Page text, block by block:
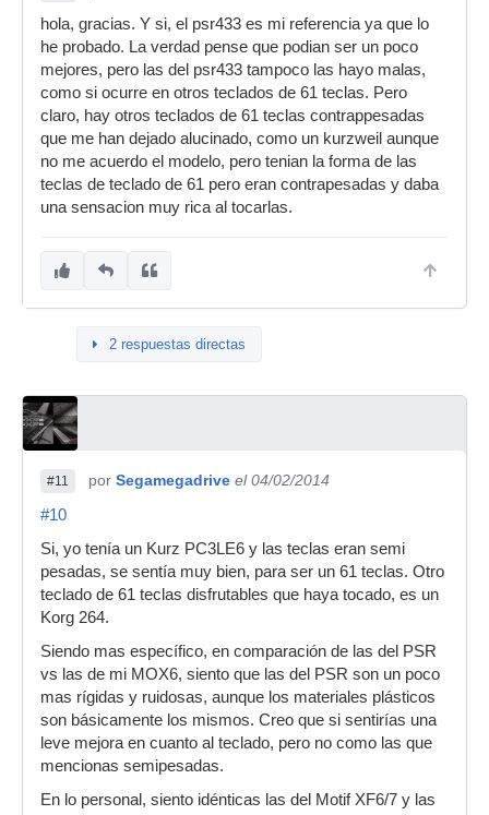
hola, gracias. Y si, el psr433 es mi referencia ya que lo
he probado. La verdad pense que podian ser un poco
mejores, pero las del psr433 tampoco las hayo malas,
como si ocurre en otros teclados de 61 teclas. Pero
claro, hay otros teclados de 61 teclas contrappesadas
que me han dejado alucinado, como un kurzweil aunque
no me acuerdo el modelo, pero tenian la forma de las
teclas de teclado de 61 pero eran contrapesadas y daba
una sensacion muy rica al tocarlas.
2 respuestas directas
#11 por Segamegadrive el 04/02/2014
#10
Si, yo tenía un Kurz PC3LE6 y las teclas eran semi
pesadas, se sentía muy bien, para ser un 61 teclas. Otro
teclado de 61 teclas disfrutables que haya tocado, es un
Korg 264.
Siendo mas específico, en comparación de las del PSR
vs las de mi MOX6, siento que las del PSR son un poco
mas rígidas y ruidosas, aunque los materiales plásticos
son básicamente los mismos. Creo que si sentirías una
leve mejora en cuanto al teclado, pero no como las que
mencionas semipesadas.
En lo personal, siento idénticas las del Motif XF6/7 y las